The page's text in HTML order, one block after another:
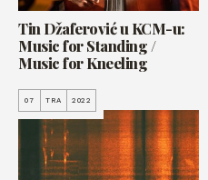
Tin Džaferović u KCM-u:
Music for Standing /
Music for Kneeling
07 TRA 2022